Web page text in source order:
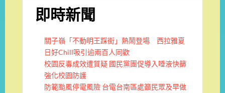
即時新聞
關子嶺「不動明王踩街」熱鬧登場 西拉雅夏
日好Chill吸引逾兩百人同歡
校園反毒成效遭質疑 國民黨團促導入唾液快篩
強化校園防護
防範颱風停電風險 台電台南區處籲民眾及早做